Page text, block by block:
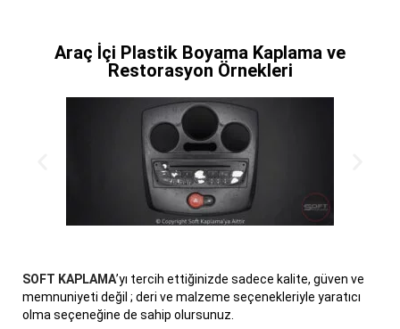
Araç İçi Plastik Boyama Kaplama ve
Restorasyon Örnekleri
SOFT KAPLAMA’yı tercih ettiğinizde sadece kalite, güven ve
memnuniyeti değil ; deri ve malzeme seçenekleriyle yaratıcı
olma seçeneğine de sahip olursunuz.